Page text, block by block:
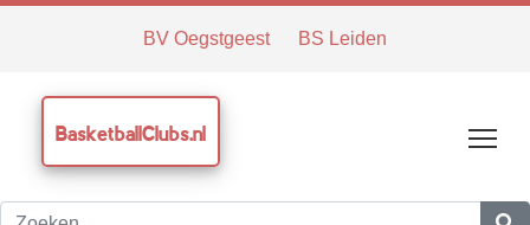
BV Oegstgeest BS Leiden
BasketballClubs.nl